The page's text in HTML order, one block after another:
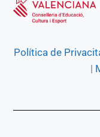
Política de
|